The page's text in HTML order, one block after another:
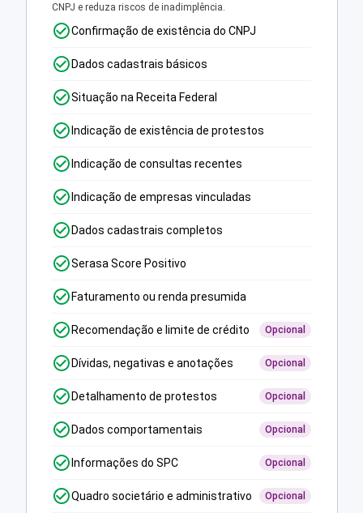
CNPJ e reduza riscos de inadimplência.
Confirmação de existência do CNPJ
Dados cadastrais básicos
Situação na Receita Federal
Indicação de existência de protestos
Indicação de consultas recentes
Indicação de empresas vinculadas
Dados cadastrais completos
Serasa Score Positivo
Faturamento ou renda presumida
Recomendação e limite de crédito Opcional
Dívidas, negativas e anotações Opcional
Detalhamento de protestos Opcional
Dados comportamentais Opcional
Informações do SPC Opcional
Quadro societário e administrativo Opcional